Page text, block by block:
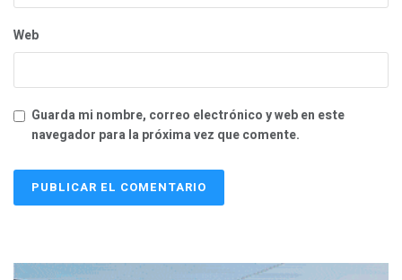
Web
Guarda mi nombre, correo electrónico y web en este
navegador para la próxima vez que comente.